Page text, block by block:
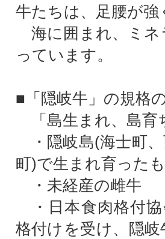
牛たちは、足腰が
海に囲まれ、ミネ
っています。
■「隠岐牛」の規格
「島生まれ、島育
・隠岐島(海士町
町)で生まれ育った
・未経産の雌牛
・日本食肉格付
格付けを受け、隠